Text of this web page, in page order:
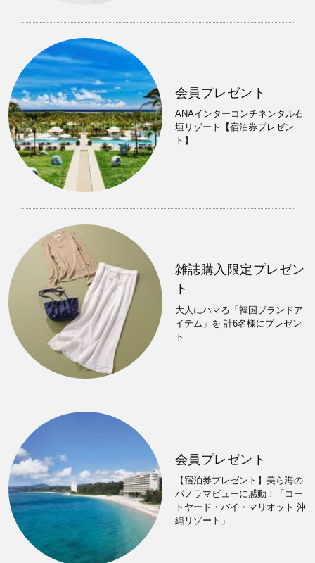
会員プレゼント
ANAインターコンチネンタル石
垣リゾート【宿泊券プレゼン
ト】
雑誌購入限定プレゼン
ト
大人にハマる「韓国ブランドア
イテム」を 計6名様にプレゼン
ト
会員プレゼント
【宿泊券プレゼント】美ら海の
パノラマビューに感動！「コー
トヤード・バイ・マリオット 沖
縄リゾート」